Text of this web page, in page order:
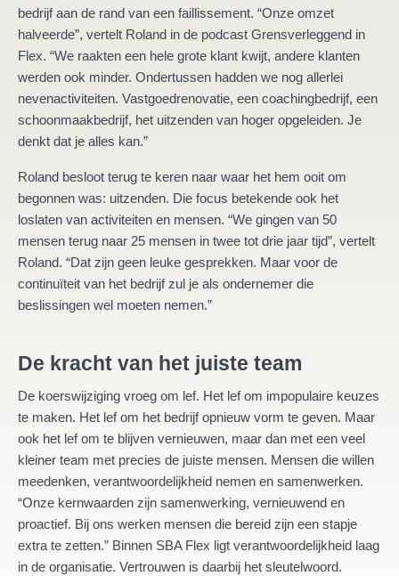
bedrijf aan de rand van een faillissement. “Onze omzet
halveerde”, vertelt Roland in de podcast Grensverleggend in
Flex. “We raakten een hele grote klant kwijt, andere klanten
werden ook minder. Ondertussen hadden we nog allerlei
nevenactiviteiten. Vastgoedrenovatie, een coachingbedrijf, een
schoonmaakbedrijf, het uitzenden van hoger opgeleiden. Je
denkt dat je alles kan.”
Roland besloot terug te keren naar waar het hem ooit om
begonnen was: uitzenden. Die focus betekende ook het
loslaten van activiteiten en mensen. “We gingen van 50
mensen terug naar 25 mensen in twee tot drie jaar tijd”, vertelt
Roland. “Dat zijn geen leuke gesprekken. Maar voor de
continuïteit van het bedrijf zul je als ondernemer die
beslissingen wel moeten nemen.”
De kracht van het juiste team
De koerswijziging vroeg om lef. Het lef om impopulaire keuzes
te maken. Het lef om het bedrijf opnieuw vorm te geven. Maar
ook het lef om te blijven vernieuwen, maar dan met een veel
kleiner team met precies de juiste mensen. Mensen die willen
meedenken, verantwoordelijkheid nemen en samenwerken.
“Onze kernwaarden zijn samenwerking, vernieuwend en
proactief. Bij ons werken mensen die bereid zijn een stapje
extra te zetten.” Binnen SBA Flex ligt verantwoordelijkheid laag
in de organisatie. Vertrouwen is daarbij het sleutelwoord.